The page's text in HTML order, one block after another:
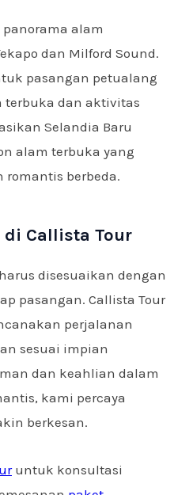
alam
dan Milford Sound.
pasangan petualang
terbuka dan aktivitas
Selandia Baru
alam terbuka yang
berbeda.
di Callista Tour
disesuaikan dengan
pasangan. Callista Tour
perjalanan
sesuai impian
dan keahlian dalam
kami percaya
berkesan.
untuk konsultasi